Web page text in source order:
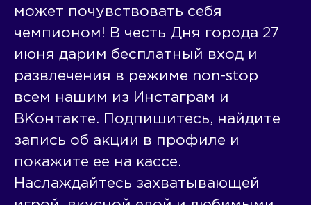
может почувствовать себя
чемпионом! В честь Дня города 27
июня дарим бесплатный вход и
развлечения в режиме non-stop
всем нашим из Инстаграм и
ВКонтакте. Подпишитесь, найдите
запись об акции в профиле и
покажите ее на кассе.
Наслаждайтесь захватывающей